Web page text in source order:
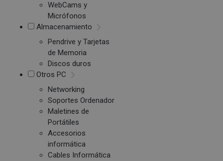
WebCams y
Micrófonos
Almacenamiento
Pendrive y Tarjetas
de Memoria
Discos duros
Otros PC
Networking
Soportes Ordenador
Maletines de
Portátiles
Accesorios
informática
Cables Informática